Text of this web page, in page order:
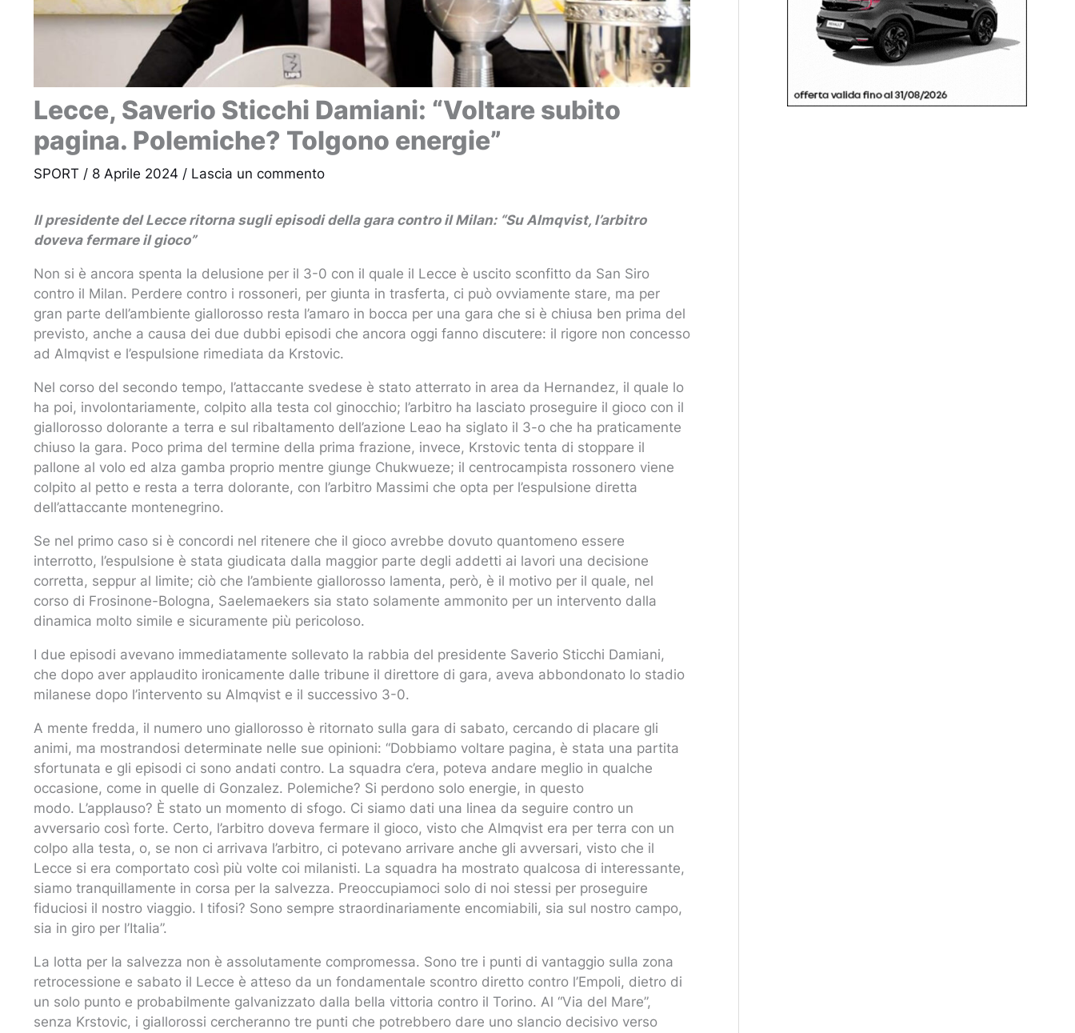
Lecce, Saverio Sticchi Damiani: “Voltare subito
pagina. Polemiche? Tolgono energie”
SPORT / 8 Aprile 2024 / Lascia un commento
Il presidente del Lecce ritorna sugli episodi della gara contro il Milan: “Su Almqvist, l’arbitro
doveva fermare il gioco”
Non si è ancora spenta la delusione per il 3-0 con il quale il Lecce è uscito sconfitto da San Siro
contro il Milan. Perdere contro i rossoneri, per giunta in trasferta, ci può ovviamente stare, ma per
gran parte dell’ambiente giallorosso resta l’amaro in bocca per una gara che si è chiusa ben prima del
previsto, anche a causa dei due dubbi episodi che ancora oggi fanno discutere: il rigore non concesso
ad Almqvist e l’espulsione rimediata da Krstovic.
Nel corso del secondo tempo, l’attaccante svedese è stato atterrato in area da Hernandez, il quale lo
ha poi, involontariamente, colpito alla testa col ginocchio; l’arbitro ha lasciato proseguire il gioco con il
giallorosso dolorante a terra e sul ribaltamento dell’azione Leao ha siglato il 3-o che ha praticamente
chiuso la gara. Poco prima del termine della prima frazione, invece, Krstovic tenta di stoppare il
pallone al volo ed alza gamba proprio mentre giunge Chukwueze; il centrocampista rossonero viene
colpito al petto e resta a terra dolorante, con l’arbitro Massimi che opta per l’espulsione diretta
dell’attaccante montenegrino.
Se nel primo caso si è concordi nel ritenere che il gioco avrebbe dovuto quantomeno essere
interrotto, l’espulsione è stata giudicata dalla maggior parte degli addetti ai lavori una decisione
corretta, seppur al limite; ciò che l’ambiente giallorosso lamenta, però, è il motivo per il quale, nel
corso di Frosinone-Bologna, Saelemaekers sia stato solamente ammonito per un intervento dalla
dinamica molto simile e sicuramente più pericoloso.
I due episodi avevano immediatamente sollevato la rabbia del presidente Saverio Sticchi Damiani,
che dopo aver applaudito ironicamente dalle tribune il direttore di gara, aveva abbondonato lo stadio
milanese dopo l’intervento su Almqvist e il successivo 3-0.
A mente fredda, il numero uno giallorosso è ritornato sulla gara di sabato, cercando di placare gli
animi, ma mostrandosi determinate nelle sue opinioni: “Dobbiamo voltare pagina, è stata una partita
sfortunata e gli episodi ci sono andati contro. La squadra c’era, poteva andare meglio in qualche
occasione, come in quelle di Gonzalez. Polemiche? Si perdono solo energie, in questo
modo. L’applauso? È stato un momento di sfogo. Ci siamo dati una linea da seguire contro un
avversario così forte. Certo, l’arbitro doveva fermare il gioco, visto che Almqvist era per terra con un
colpo alla testa, o, se non ci arrivava l’arbitro, ci potevano arrivare anche gli avversari, visto che il
Lecce si era comportato così più volte coi milanisti. La squadra ha mostrato qualcosa di interessante,
siamo tranquillamente in corsa per la salvezza. Preoccupiamoci solo di noi stessi per proseguire
fiduciosi il nostro viaggio. I tifosi? Sono sempre straordinariamente encomiabili, sia sul nostro campo,
sia in giro per l’Italia”.
La lotta per la salvezza non è assolutamente compromessa. Sono tre i punti di vantaggio sulla zona
retrocessione e sabato il Lecce è atteso da un fondamentale scontro diretto contro l’Empoli, dietro di
un solo punto e probabilmente galvanizzato dalla bella vittoria contro il Torino. Al “Via del Mare”,
senza Krstovic, i giallorossi cercheranno tre punti che potrebbero dare uno slancio decisivo verso